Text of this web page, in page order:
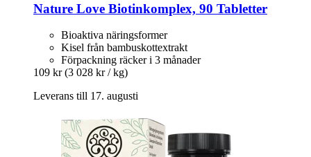
Nature Love Biotinkomplex, 90 Tabletter
Bioaktiva näringsformer
Kisel från bambuskottextrakt
Förpackning räcker i 3 månader
109 kr (3 028 kr / kg)
Leverans till 17. augusti